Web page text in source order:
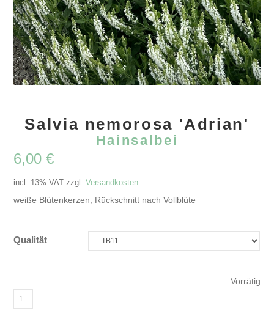
Salvia nemorosa 'Adrian'
Hainsalbei
6,00€
incl. 13% VAT zzgl.Versandkosten
weiße Blütenkerzen; Rückschnitt nach Vollblüte
Qualität
Vorrätig
Salvia